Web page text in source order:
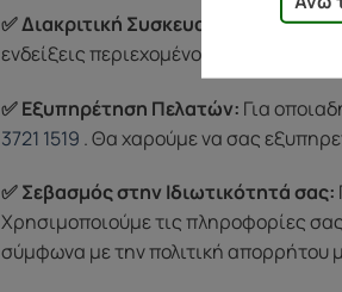
✅ Διακριτική Συσκευασία:
Όλες οι
ενδείξεις περιεχομένου, για να
✅ Εξυπηρέτηση Πελατών: Για
3721 1519 . Θα χαρούμε να σας
✅ Σεβασμός στην Ιδιωτικότητά σας:
Χρησιμοποιούμε τις πληροφορίες
σύμφωνα με την πολιτική απορρήτου